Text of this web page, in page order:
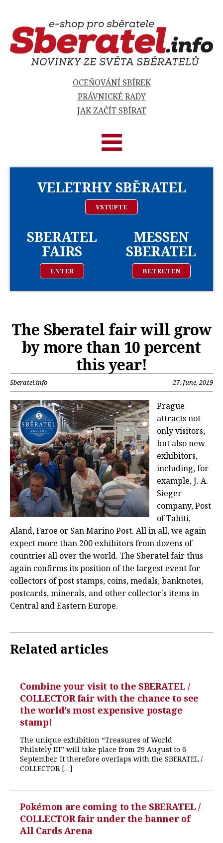
OCEŇOVÁNÍ SBÍREK
PRÁVNICKÉ RADY
JAK ZAČÍT SBÍRAT
VELETRHY SBĚRATEL
VSTUPTE
SBERATEL
FAIRS
ENTER
MESSEN
SBERATEL
BETRETEN
The Sberatel fair will grow
by more than 10 percent
this year!
Sberatel.info 27. June, 2019
Prague
attracts not
only visitors,
but also new
exhibitors,
including, for
example, J. A.
Sieger
company, Post
of Tahiti,
Aland, Faroe or San Marino Post. All in all, we again
expect more than 200 exhibitors from dozens of
countries all over the world. The Sberatel fair thus
again confirms its position of the largest event for
collectors of post stamps, coins, medals, banknotes,
postcards, minerals, and other collector´s items in
Central and Eastern Europe.
Related articles
Combine your visit to the SBERATEL /
COLLECTOR fair with the chance to see
the world’s most expensive postage
stamp!
The unique exhibition “Treasures of World
Philately III” will take place from 29 August to 6
September. It therefore overlaps with the SBERATEL /
COLLECTOR […]
Pokémon are coming to the SBERATEL /
COLLECTOR fair under the banner of
All Cards Arena